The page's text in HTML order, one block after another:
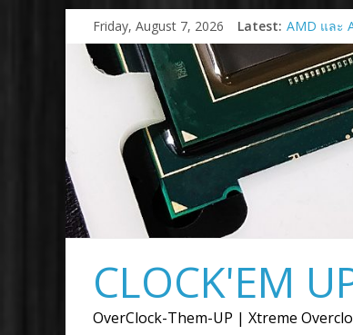
to
content
Friday, August 7, 2026 Latest: AMD และ
ร่วมมือเชิง
การ์ด
สูงสุด 2 กิก
AMD เปิดตั
9050
เมื่อการ์ด
ภาพ แต่ต้อ
แบบครบว
ตัวแทนจำ
พลังประมว
CLOCK'EM
OverClock-Them-UP | Xtreme